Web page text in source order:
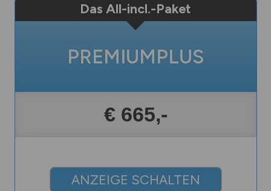
Das All-incl.-Paket
PREMIUMPLUS
€ 665,-
ANZEIGE SCHALTEN